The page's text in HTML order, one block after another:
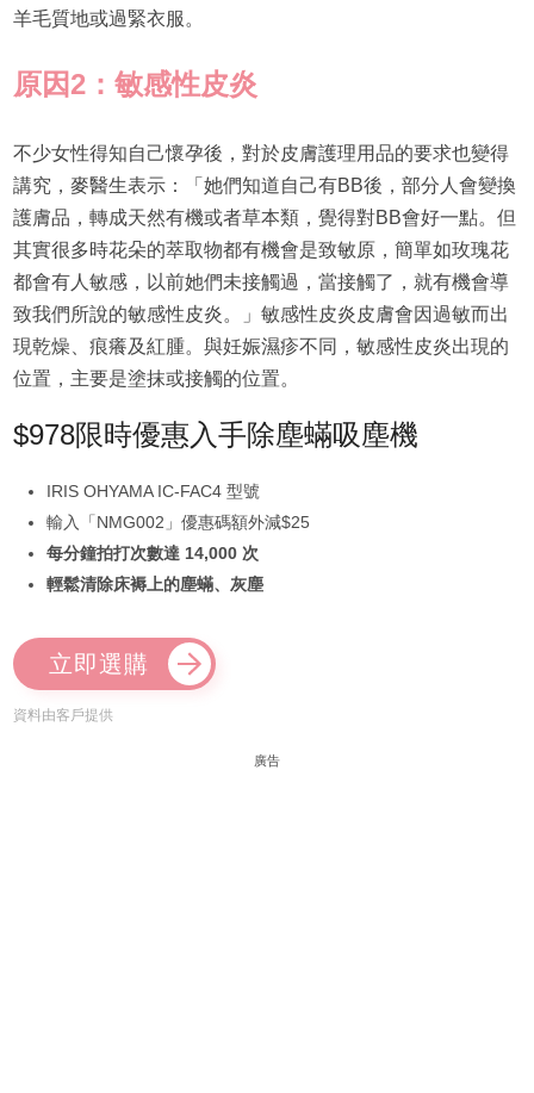
羊毛質地或過緊衣服。
原因2：敏感性皮炎
不少女性得知自己懷孕後，對於皮膚護理用品的要求也變得
講究，麥醫生表示：「她們知道自己有BB後，部分人會變換
護膚品，轉成天然有機或者草本類，覺得對BB會好一點。但
其實很多時花朵的萃取物都有機會是致敏原，簡單如玫瑰花
都會有人敏感，以前她們未接觸過，當接觸了，就有機會導
致我們所說的敏感性皮炎。」敏感性皮炎皮膚會因過敏而出
現乾燥、痕癢及紅腫。與妊娠濕疹不同，敏感性皮炎出現的
位置，主要是塗抹或接觸的位置。
$978限時優惠入手除塵蟎吸塵機
IRIS OHYAMA IC-FAC4 型號
輸入「NMG002」優惠碼額外減$25
每分鐘拍打次數達 14,000 次
輕鬆清除床褥上的塵蟎、灰塵
立即選購
資料由客戶提供
廣告